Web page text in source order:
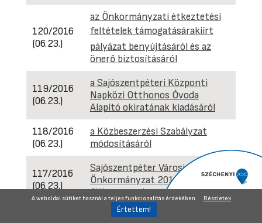
120/2016
(06.23.)
az Önkormányzati étkeztetési
feltételek támogatásárakiírt
pályázat benyújtásáról és az
önerő biztosításáról
119/2016
(06.23.)
a Sajószentpéteri Központi
Napközi Otthonos Óvoda
Alapító okiratának kiadásáról
118/2016
(06.23.)
a Közbeszerzési Szabályzat
módosításáról
117/2016
(06.23.)
Sajószentpéter Városi
Önkormányzat 2016. évi II.
féléves munkatervéről
a Borsod-Abaúj-Zemplén Megyei
A weboldal sütiket használ a teljes funkcionalitás érdekében. Részletek